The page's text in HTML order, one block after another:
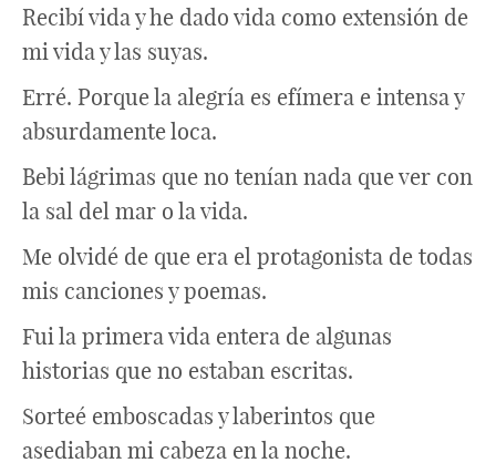
Recibí vida y he dado vida como extensión de
mi vida y las suyas.
Erré. Porque la alegría es efímera e intensa y
absurdamente loca.
Bebi lágrimas que no tenían nada que ver con
la sal del mar o la vida.
Me olvidé de que era el protagonista de todas
mis canciones y poemas.
Fui la primera vida entera de algunas
historias que no estaban escritas.
Sorteé emboscadas y laberintos que
asediaban mi cabeza en la noche.